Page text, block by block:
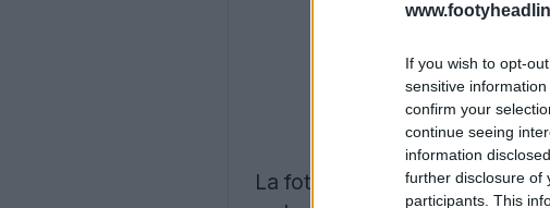
If you wish to opt-
sensitive
confirm your
continue seeing
information
further disclosure of
participants. This
La foto muestra a Ronaldo